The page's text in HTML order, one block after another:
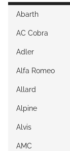
Abarth
AC Cobra
Adler
Alfa Romeo
Allard
Alpine
Alvis
AMC